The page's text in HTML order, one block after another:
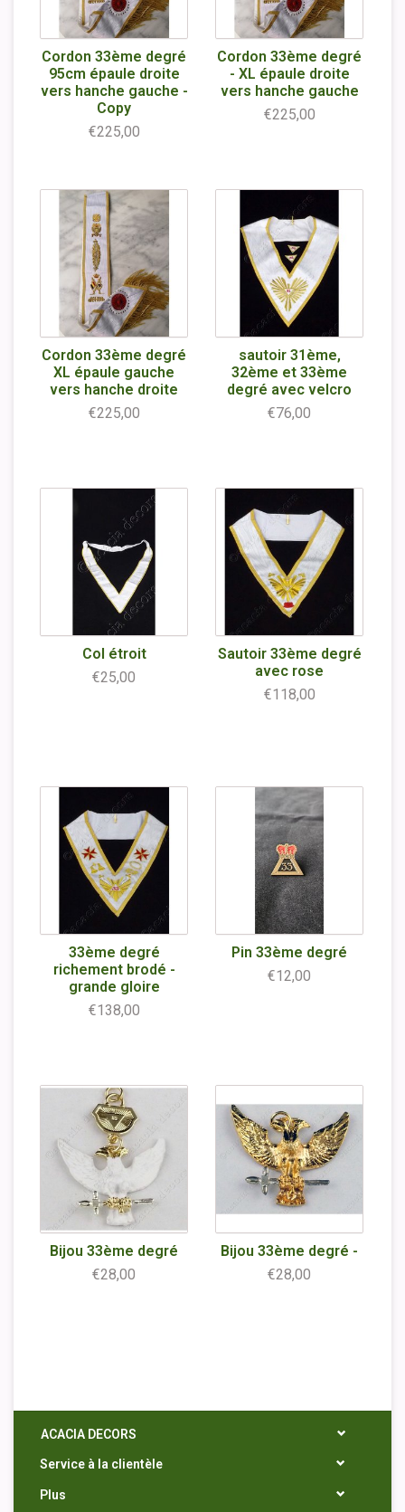
Cordon 33ème degré
95cm épaule droite
vers hanche gauche -
Copy
€225,00
Cordon 33ème degré
- XL épaule droite
vers hanche gauche
€225,00
Cordon 33ème degré
XL épaule gauche
vers hanche droite
€225,00
sautoir 31ème,
32ème et 33ème
degré avec velcro
€76,00
Col étroit
€25,00
Sautoir 33ème degré
avec rose
€118,00
33ème degré
richement brodé -
grande gloire
€138,00
Pin 33ème degré
€12,00
Bijou 33ème degré
€28,00
Bijou 33ème degré -
€28,00
ACACIA DECORS
Service à la clientèle
Plus